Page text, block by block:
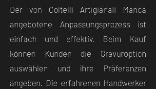
Der von Coltelli Artigianali Manca
angebotene Anpassungsprozess ist
einfach und effektiv. Beim Kauf
können Kunden die Gravuroption
auswählen und ihre Präferenzen
angeben. Die erfahrenen Handwerker